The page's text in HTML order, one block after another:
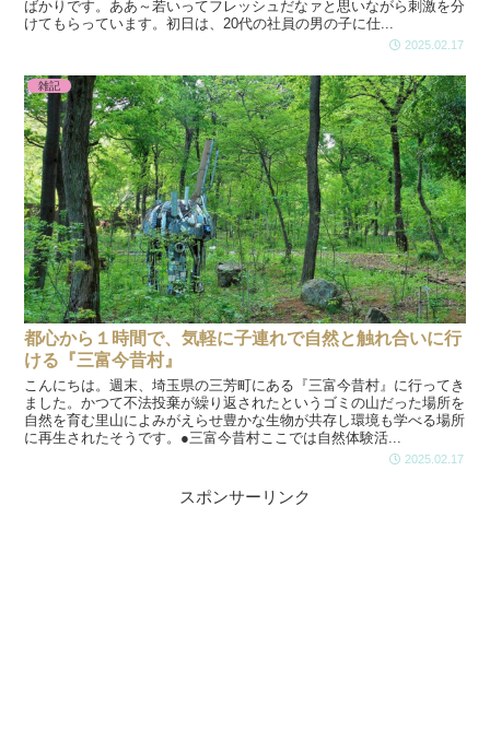
ばかりです。ああ～若いってフレッシュだなァと思いながら刺激を分
けてもらっています。初日は、20代の社員の男の子に仕...
2025.02.17
雑記
都心から１時間で、気軽に子連れで自然と触れ合いに行
ける『三富今昔村』
こんにちは。週末、埼玉県の三芳町にある『三富今昔村』に行ってき
ました。かつて不法投棄が繰り返されたというゴミの山だった場所を
自然を育む里山によみがえらせ豊かな生物が共存し環境も学べる場所
に再生されたそうです。●三富今昔村ここでは自然体験活...
2025.02.17
スポンサーリンク